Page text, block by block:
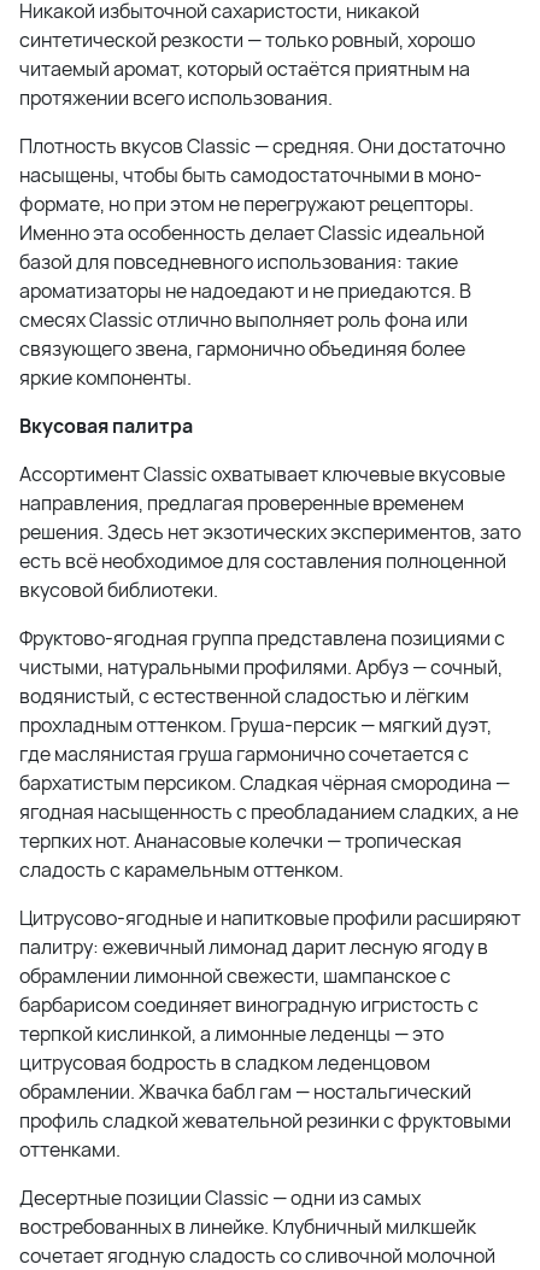
Никакой избыточной сахаристости, никакой
синтетической резкости — только ровный, хорошо
читаемый аромат, который остаётся приятным на
протяжении всего использования.
Плотность вкусов Classic — средняя. Они достаточно
насыщены, чтобы быть самодостаточными в моно-
формате, но при этом не перегружают рецепторы.
Именно эта особенность делает Classic идеальной
базой для повседневного использования: такие
ароматизаторы не надоедают и не приедаются. В
смесях Classic отлично выполняет роль фона или
связующего звена, гармонично объединяя более
яркие компоненты.
Вкусовая палитра
Ассортимент Classic охватывает ключевые вкусовые
направления, предлагая проверенные временем
решения. Здесь нет экзотических экспериментов, зато
есть всё необходимое для составления полноценной
вкусовой библиотеки.
Фруктово-ягодная группа представлена позициями с
чистыми, натуральными профилями. Арбуз — сочный,
водянистый, с естественной сладостью и лёгким
прохладным оттенком. Груша-персик — мягкий дуэт,
где маслянистая груша гармонично сочетается с
бархатистым персиком. Сладкая чёрная смородина —
ягодная насыщенность с преобладанием сладких, а не
терпких нот. Ананасовые колечки — тропическая
сладость с карамельным оттенком.
Цитрусово-ягодные и напитковые профили расширяют
палитру: ежевичный лимонад дарит лесную ягоду в
обрамлении лимонной свежести, шампанское с
барбарисом соединяет виноградную игристость с
терпкой кислинкой, а лимонные леденцы — это
цитрусовая бодрость в сладком леденцовом
обрамлении. Жвачка бабл гам — ностальгический
профиль сладкой жевательной резинки с фруктовыми
оттенками.
Десертные позиции Classic — одни из самых
востребованных в линейке. Клубничный милкшейк
сочетает ягодную сладость со сливочной молочной